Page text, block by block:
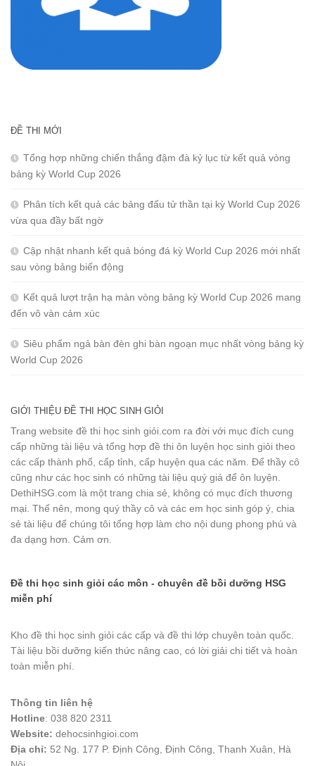
ĐỀ THI MỚI
Tổng hợp những chiến thắng đậm đà kỷ lục từ kết quả vòng
bảng kỳ World Cup 2026
Phân tích kết quả các bảng đấu tử thần tại kỳ World Cup 2026
vừa qua đầy bất ngờ
Cập nhật nhanh kết quả bóng đá kỳ World Cup 2026 mới nhất
sau vòng bảng biến động
Kết quả lượt trận hạ màn vòng bảng kỳ World Cup 2026 mang
đến vô vàn cảm xúc
Siêu phẩm ngả bàn đèn ghi bàn ngoạn mục nhất vòng bảng kỳ
World Cup 2026
GIỚI THIỆU ĐỀ THI HỌC SINH GIỎI
Trang website đề thi học sinh giỏi.com ra đời với mục đích cung
cấp những tài liệu và tổng hợp đề thi ôn luyện học sinh giỏi theo
các cấp thành phố, cấp tỉnh, cấp huyện qua các năm. Để thầy cô
cũng như các học sinh có những tài liệu quý giá để ôn luyện.
DethiHSG.com là một trang chia sẻ, không có mục đích thương
mại. Thế nên, mong quý thầy cô và các em học sinh góp ý, chia
sẻ tài liệu để chúng tôi tổng hợp làm cho nội dung phong phú và
đa dạng hơn. Cảm ơn.
Đề thi học sinh giỏi các môn - chuyên đề bồi dưỡng HSG
miễn phí
Kho đề thi học sinh giỏi các cấp và đề thi lớp chuyên toàn quốc.
Tài liệu bồi dưỡng kiến thức nâng cao, có lời giải chi tiết và hoàn
toàn miễn phí.
Thông tin liên hệ
Hotline: 038 820 2311
Website: dehocsinhgioi.com
Địa chỉ: 52 Ng. 177 P. Định Công, Định Công, Thanh Xuân, Hà